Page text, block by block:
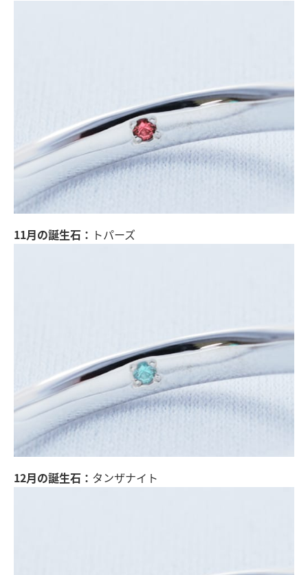
11月の誕生石： トパーズ
12月の誕生石： タンザナイト